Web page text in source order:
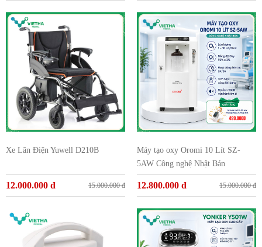
Xe Lăn Điện Yuwell D210B
12.000.000 đ 15.000.000 đ
Máy tạo oxy Oromi 10 Lít SZ-
5AW Công nghệ Nhật Bản
12.800.000 đ 15.000.000 đ